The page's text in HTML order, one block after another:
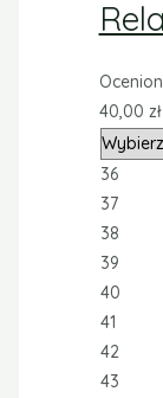
40,00 zł
36
37
38
39
40
41
42
43